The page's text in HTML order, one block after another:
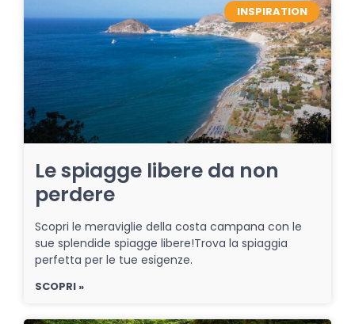
INSPIRATION
Le spiagge libere da non
perdere
Scopri le meraviglie della costa campana con le
sue splendide spiagge libere!Trova la spiaggia
perfetta per le tue esigenze.
SCOPRI »